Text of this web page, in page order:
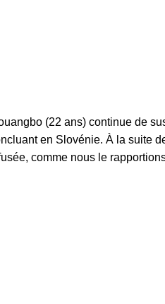
(22 ans) continue de
en Slovénie. À la suite
comme nous le